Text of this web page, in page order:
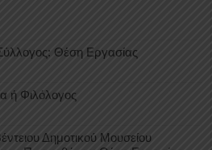
Θέση Εργασίας
ή Φιλόλογος
Δημοτικού Μουσείου